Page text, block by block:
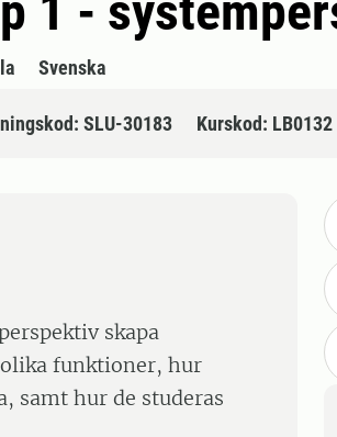
Svenska
SLU-30183 Kurskod: LB0132
skapa
funktioner, hur
samt hur de studeras